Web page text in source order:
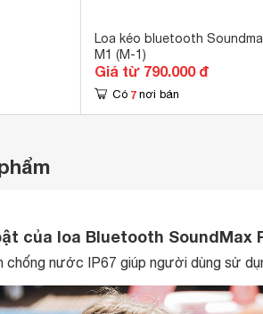
Loa kéo bluetooth
M1 (M-1)
Giá từ 790.000 đ
Có 7 nơi bán
của loa Bluetooth SoundMax
chống nước IP67 giúp người dùng sử